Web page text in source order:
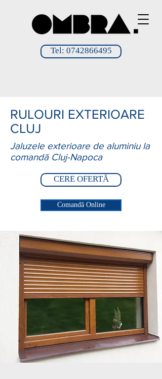
Tel: 0742866495
RULOURI EXTERIOARE
CLUJ
Jaluzele exterioare de aluminiu la
comandă Cluj-Napoca
CERE OFERTĂ
Comandă Online